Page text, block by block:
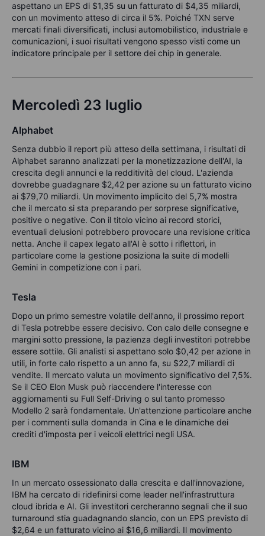
aspettano un EPS di $1,35 su un fatturato di $4,35 miliardi,
con un movimento atteso di circa il 5%. Poiché TXN serve
mercati finali diversificati, inclusi automobilistico, industriale e
comunicazioni, i suoi risultati vengono spesso visti come un
indicatore principale per il settore dei chip in generale.
Mercoledì 23 luglio
Alphabet
Senza dubbio il report più atteso della settimana, i risultati di
Alphabet saranno analizzati per la monetizzazione dell'AI, la
crescita degli annunci e la redditività del cloud. L'azienda
dovrebbe guadagnare $2,42 per azione su un fatturato vicino
ai $79,70 miliardi. Un movimento implicito del 5,7% mostra
che il mercato si sta preparando per sorprese significative,
positive o negative. Con il titolo vicino ai record storici,
eventuali delusioni potrebbero provocare una revisione critica
netta. Anche il capex legato all'AI è sotto i riflettori, in
particolare come la gestione posiziona la suite di modelli
Gemini in competizione con i pari.
Tesla
Dopo un primo semestre volatile dell'anno, il prossimo report
di Tesla potrebbe essere decisivo. Con calo delle consegne e
margini sotto pressione, la pazienza degli investitori potrebbe
essere sottile. Gli analisti si aspettano solo $0,42 per azione in
utili, in forte calo rispetto a un anno fa, su $22,7 miliardi di
vendite. Il mercato valuta un movimento significativo del 7,5%.
Se il CEO Elon Musk può riaccendere l'interesse con
aggiornamenti su Full Self-Driving o sul tanto promesso
Modello 2 sarà fondamentale. Un'attenzione particolare anche
per i commenti sulla domanda in Cina e le dinamiche dei
crediti d'imposta per i veicoli elettrici negli USA.
IBM
In un mercato ossessionato dalla crescita e dall'innovazione,
IBM ha cercato di ridefinirsi come leader nell'infrastruttura
cloud ibrida e AI. Gli investitori cercheranno segnali che il suo
turnaround stia guadagnando slancio, con un EPS previsto di
$2,64 e un fatturato vicino ai $16,6 miliardi. Il movimento